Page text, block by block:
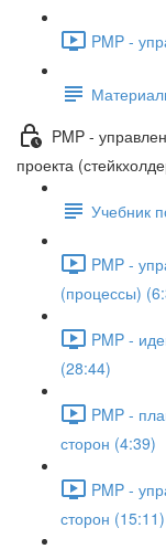
PMP -
PMP -
проекта
Учебник
PMP -
(процессы)
PMP -
(28:44)
PMP -
сторон (4:39)
PMP -
сторон (15:11)